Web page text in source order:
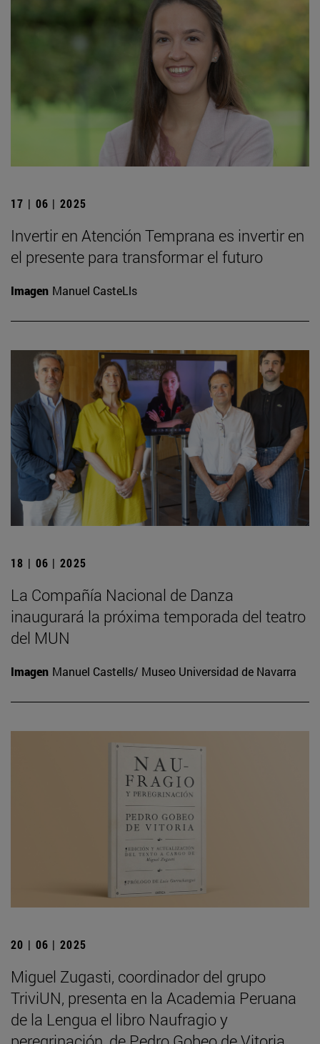
17 | 06 | 2025
Invertir en Atención Temprana es invertir en
el presente para transformar el futuro
Imagen Manuel CasteLls
18 | 06 | 2025
La Compañía Nacional de Danza
inaugurará la próxima temporada del teatro
del MUN
Imagen Manuel Castells/ Museo Universidad de Navarra
20 | 06 | 2025
Miguel Zugasti, coordinador del grupo
TriviUN, presenta en la Academia Peruana
de la Lengua el libro Naufragio y